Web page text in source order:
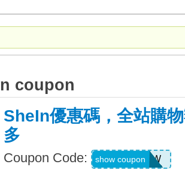
coupon
SheIn優惠碼，全站購
多
Coupon Code: US04184W
show coupon